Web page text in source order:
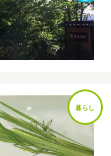
暮らし